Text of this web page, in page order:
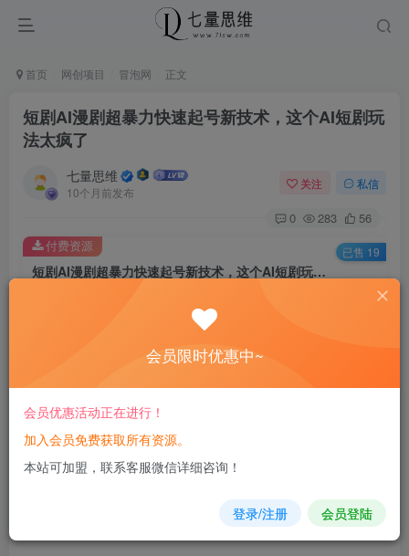
首页 网创项目 冒泡网 正文
短剧AI漫剧超暴力快速起号新技术，这个AI短剧玩
法太疯了
七量思维
10个月前发布
关注 私信
0 283 56
短剧AI漫剧超暴力快速起号新技术，这个AI短剧玩法太疯了
8.8
免费
您当前未登录！建议登陆后购买，可保存购买订单
付费资源 已售 19
会员限时优惠中~
会员优惠活动正在进行！
加入会员免费获取所有资源。
本站可加盟，联系客服微信详细咨询！
登录/注册 会员登陆